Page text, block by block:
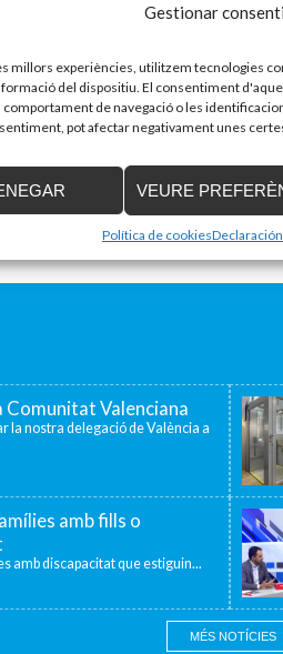
Gestionar
millors experiències, utilitzem tecnologies
del dispositiu. El consentiment
comportament de navegació o les
pot afectar negativament unes
VEURE
Política de cookies
Comunitat Valenciana
la nostra delegació de València a
amb fills o
amb discapacitat que estiguin...
MÉS NOTÍCIES